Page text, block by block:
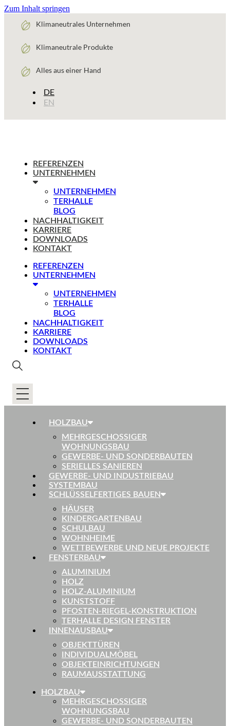
Zum Inhalt springen
Klimaneutrales Unternehmen
Klimaneutrale Produkte
Alles aus einer Hand
DE
EN
REFERENZEN
UNTERNEHMEN
UNTERNEHMEN
TERHALLE
BLOG
NACHHALTIGKEIT
KARRIERE
DOWNLOADS
KONTAKT
REFERENZEN
UNTERNEHMEN
UNTERNEHMEN
TERHALLE
BLOG
NACHHALTIGKEIT
KARRIERE
DOWNLOADS
KONTAKT
HOLZBAU
MEHRGESCHOSSIGER
WOHNUNGSBAU
GEWERBE- UND SONDERBAUTEN
SERIELLES SANIEREN
GEWERBE- UND INDUSTRIEBAU
SYSTEMBAU
SCHLÜSSELFERTIGES BAUEN
HÄUSER
KINDERGARTENBAU
SCHULBAU
WOHNHEIME
WETTBEWERBE UND NEUE PROJEKTE
FENSTERBAU
ALUMINIUM
HOLZ
HOLZ-ALUMINIUM
KUNSTSTOFF
PFOSTEN-RIEGEL-KONSTRUKTION
TERHALLE DESIGN FENSTER
INNENAUSBAU
OBJEKTTÜREN
INDIVIDUALMÖBEL
OBJEKTEINRICHTUNGEN
RAUMAUSSTATTUNG
HOLZBAU
MEHRGESCHOSSIGER
WOHNUNGSBAU
GEWERBE- UND SONDERBAUTEN